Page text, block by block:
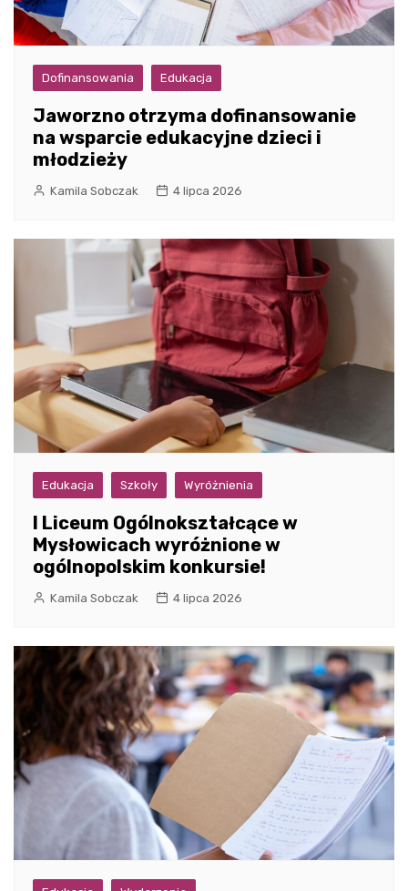
Dofinansowania Edukacja
Jaworzno otrzyma dofinansowanie
na wsparcie edukacyjne dzieci i
młodzieży
Kamila Sobczak 4 lipca 2026
Edukacja Szkoły Wyróżnienia
I Liceum Ogólnokształcące w
Mysłowicach wyróżnione w
ogólnopolskim konkursie!
Kamila Sobczak 4 lipca 2026